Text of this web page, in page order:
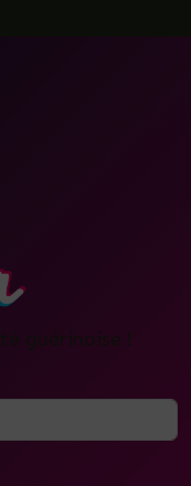
guérinoise !